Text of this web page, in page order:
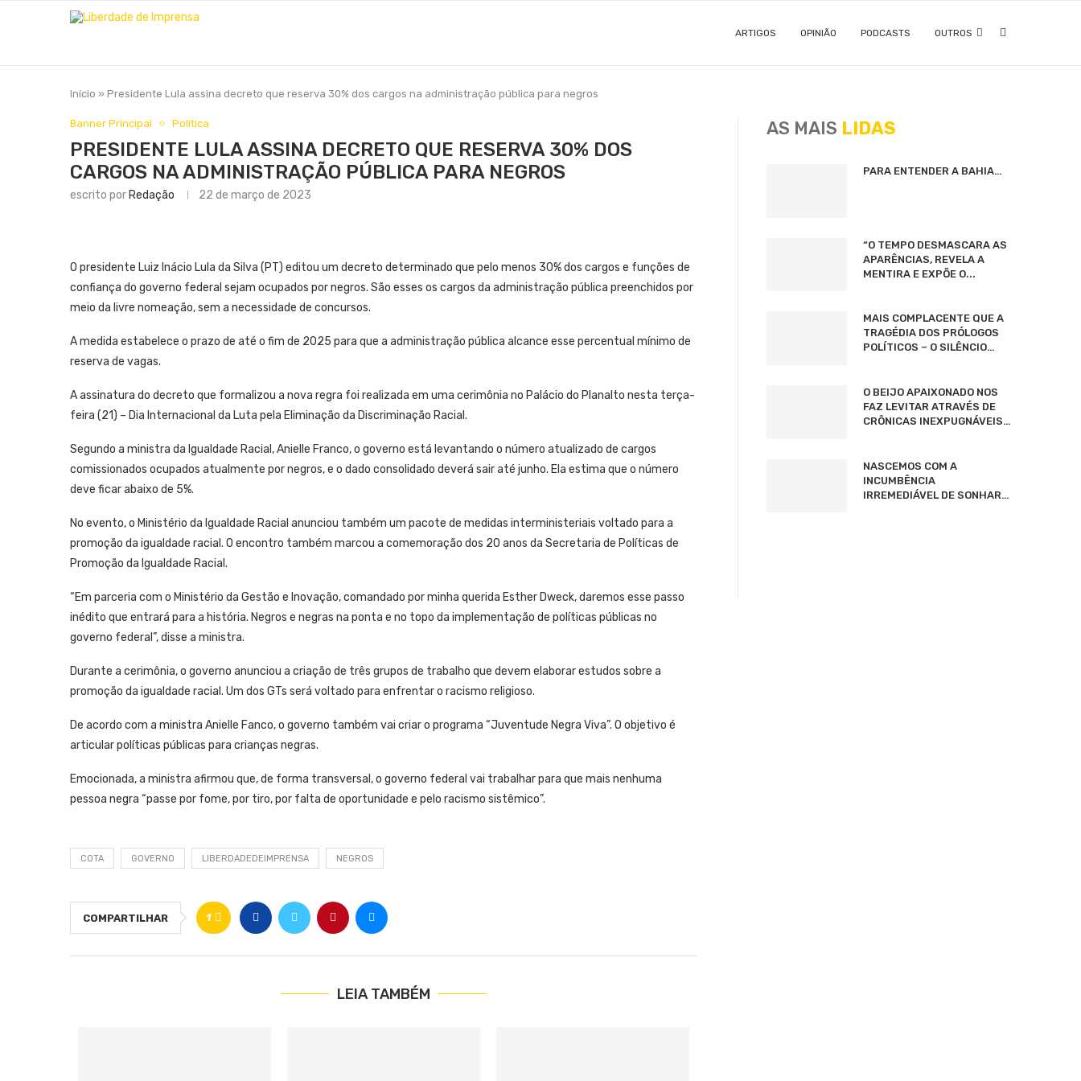
ARTIGOS OPINIÃO PODCASTS OUTROS
Início » Presidente Lula assina decreto que reserva 30% dos cargos na administração pública para negros
Banner Principal Política
PRESIDENTE LULA ASSINA DECRETO QUE RESERVA 30% DOS
CARGOS NA ADMINISTRAÇÃO PÚBLICA PARA NEGROS
escrito por Redação 22 de março de 2023
O presidente Luiz Inácio Lula da Silva (PT) editou um decreto determinado que pelo menos 30% dos cargos e funções de
confiança do governo federal sejam ocupados por negros. São esses os cargos da administração pública preenchidos por
meio da livre nomeação, sem a necessidade de concursos.
A medida estabelece o prazo de até o fim de 2025 para que a administração pública alcance esse percentual mínimo de
reserva de vagas.
A assinatura do decreto que formalizou a nova regra foi realizada em uma cerimônia no Palácio do Planalto nesta terça-
feira (21) – Dia Internacional da Luta pela Eliminação da Discriminação Racial.
Segundo a ministra da Igualdade Racial, Anielle Franco, o governo está levantando o número atualizado de cargos
comissionados ocupados atualmente por negros, e o dado consolidado deverá sair até junho. Ela estima que o número
deve ficar abaixo de 5%.
No evento, o Ministério da Igualdade Racial anunciou também um pacote de medidas interministeriais voltado para a
promoção da igualdade racial. O encontro também marcou a comemoração dos 20 anos da Secretaria de Políticas de
Promoção da Igualdade Racial.
“Em parceria com o Ministério da Gestão e Inovação, comandado por minha querida Esther Dweck, daremos esse passo
inédito que entrará para a história. Negros e negras na ponta e no topo da implementação de políticas públicas no
governo federal”, disse a ministra.
Durante a cerimônia, o governo anunciou a criação de três grupos de trabalho que devem elaborar estudos sobre a
promoção da igualdade racial. Um dos GTs será voltado para enfrentar o racismo religioso.
De acordo com a ministra Anielle Fanco, o governo também vai criar o programa “Juventude Negra Viva”. O objetivo é
articular políticas públicas para crianças negras.
Emocionada, a ministra afirmou que, de forma transversal, o governo federal vai trabalhar para que mais nenhuma
pessoa negra “passe por fome, por tiro, por falta de oportunidade e pelo racismo sistêmico”.
COTA GOVERNO LIBERDADEDEIMPRENSA NEGROS
COMPARTILHAR 1
LEIA TAMBÉM
AS MAIS LIDAS
PARA ENTENDER A BAHIA…
“O TEMPO DESMASCARA AS
APARÊNCIAS, REVELA A
MENTIRA E EXPÕE O...
MAIS COMPLACENTE QUE A
TRAGÉDIA DOS PRÓLOGOS
POLÍTICOS – O SILÊNCIO…
O BEIJO APAIXONADO NOS
FAZ LEVITAR ATRAVÉS DE
CRÔNICAS INEXPUGNÁVEIS…
NASCEMOS COM A
INCUMBÊNCIA
IRREMEDIÁVEL DE SONHAR…